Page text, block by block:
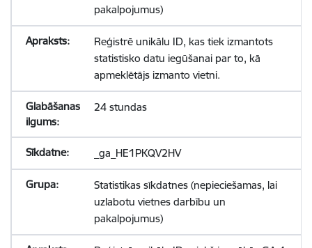
pakalpojumus)
Reģistrē unikālu ID, kas tiek izmantots
statistisko datu iegūšanai par to, kā
apmeklētājs izmanto vietni.
24 stundas
_ga_HE1PKQV2HV
Statistikas sīkdatnes (nepieciešamas, lai
uzlabotu vietnes darbību un
pakalpojumus)